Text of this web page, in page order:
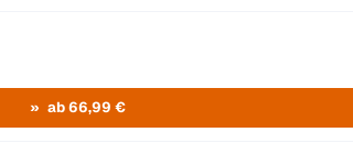
ab 66,99 €